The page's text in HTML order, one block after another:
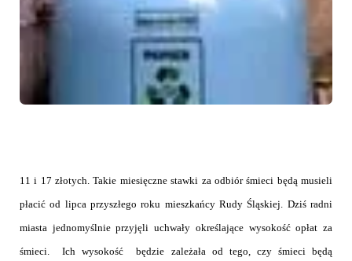
11 i 17 złotych. Takie miesięczne stawki za odbiór śmieci będą musieli
płacić od lipca przyszłego roku mieszkańcy Rudy Śląskiej. Dziś radni
miasta jednomyślnie przyjęli uchwały określające wysokość opłat za
śmieci.
Ich wysokość
będzie zależała od tego, czy śmieci będą